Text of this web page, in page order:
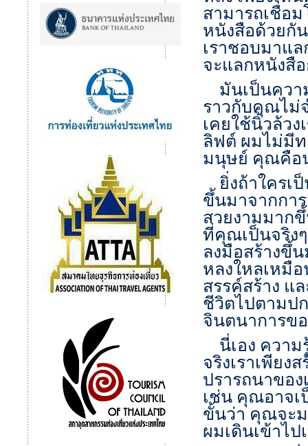
สามารถเชื่อ
หนังสือด้วยกั
เราชอบมาแ
จะแลกหนังสื
มันเป็นควา
ราวกับคุณไม่
เคยใช้นิ้วล้ว
ลิฟต์ ผมไม่มี
มนุษย์ คุณคือ
ยิ่งถ้าใครเป็
ขึ้นมาจากการ
สวยงามมาก
ที่คุณเป็นจริง
ลงมือสร้างขึ้
หลงใหลเหมื
สรรค์สร้าง แ
ชีวิตไปตามป
จินตนาการข
นี่เอง ความ
จริงเราเพียง
ปรารถนาขอ
เช่น คุณอาจ
ขั้นว่า คุณจะ
ผมเดินเข้าไป